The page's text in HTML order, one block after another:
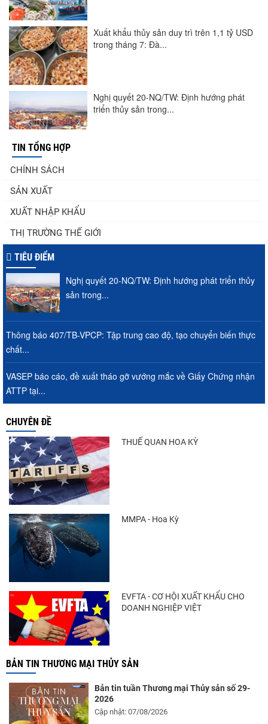
Xuất khẩu thủy sản duy trì trên 1,1 tỷ USD
trong tháng 7: Đà...
Nghị quyết 20-NQ/TW: Định hướng phát
triển thủy sản trong...
Thuế Mục 301 và bài toán thích ứng của
tôm Việt tại thị...
Nguồn cung giảm, giá cá rô phi Trung
Quốc tiếp tục tăng
Trung Quốc tăng mạnh nhập khẩu mực,
trong khi nguồn cung...
Điểm tin thủy sản thế giới ngày 3/8/2026
TIN TỔNG HỢP
CHÍNH SÁCH
SẢN XUẤT
XUẤT NHẬP KHẨU
THỊ TRƯỜNG THẾ GIỚI
TIÊU ĐIỂM
Nghị quyết 20-NQ/TW: Định hướng phát triển thủy
sản trong...
Thông báo 407/TB-VPCP: Tập trung cao độ, tạo chuyển biến thực
chất...
VASEP báo cáo, đề xuất tháo gỡ vướng mắc về Giấy Chứng nhận
ATTP tại...
CHUYÊN ĐỀ
THUẾ QUAN HOA KỲ
MMPA - Hoa Kỳ
EVFTA - CƠ HỘI XUẤT KHẨU CHO
DOANH NGHIỆP VIỆT
BẢN TIN THƯƠNG MẠI THỦY SẢN
Bản tin tuần Thương mại Thủy sản số 29-
2026
Cập nhật: 07/08/2026